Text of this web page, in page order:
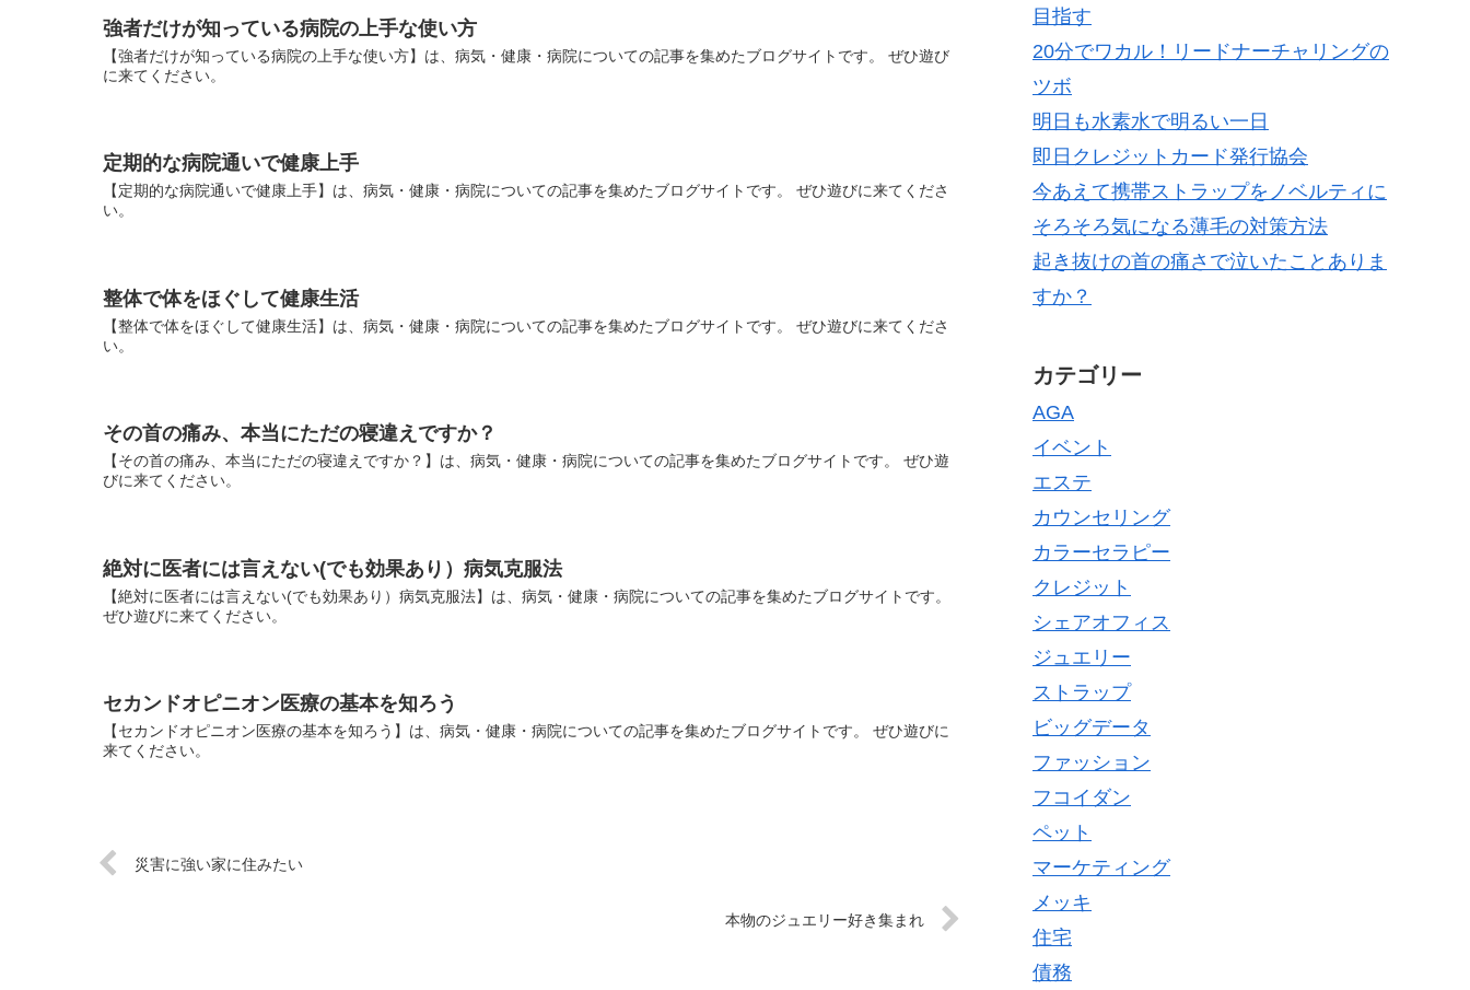
強者だけが知っている病院の上手な使い方
【強者だけが知っている病院の上手な使い方】は、病気・健康・病院についての記事を集めたブログサイトです。 ぜひ遊び
に来てください。
定期的な病院通いで健康上手
【定期的な病院通いで健康上手】は、病気・健康・病院についての記事を集めたブログサイトです。 ぜひ遊びに来てくださ
い。
整体で体をほぐして健康生活
【整体で体をほぐして健康生活】は、病気・健康・病院についての記事を集めたブログサイトです。 ぜひ遊びに来てくださ
い。
その首の痛み、本当にただの寝違えですか？
【その首の痛み、本当にただの寝違えですか？】は、病気・健康・病院についての記事を集めたブログサイトです。 ぜひ遊
びに来てください。
絶対に医者には言えない(でも効果あり）病気克服法
【絶対に医者には言えない(でも効果あり）病気克服法】は、病気・健康・病院についての記事を集めたブログサイトです。
ぜひ遊びに来てください。
セカンドオピニオン医療の基本を知ろう
【セカンドオピニオン医療の基本を知ろう】は、病気・健康・病院についての記事を集めたブログサイトです。 ぜひ遊びに
来てください。
災害に強い家に住みたい
本物のジュエリー好き集まれ
目指す
20分でワカル！リードナーチャリングの
ツボ
明日も水素水で明るい一日
即日クレジットカード発行協会
今あえて携帯ストラップをノベルティに
そろそろ気になる薄毛の対策方法
起き抜けの首の痛さで泣いたことありま
すか？
カテゴリー
AGA
イベント
エステ
カウンセリング
カラーセラピー
クレジット
シェアオフィス
ジュエリー
ストラップ
ビッグデータ
ファッション
フコイダン
ペット
マーケティング
メッキ
住宅
債務